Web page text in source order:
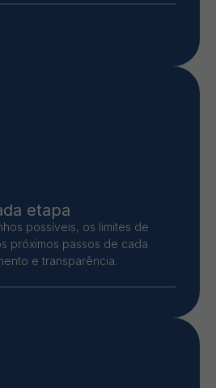
etapa
possíveis, os limites de
próximos passos de cada
e transparência.